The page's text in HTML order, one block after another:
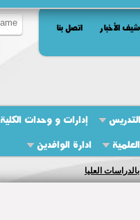
الأخبار اتصل بنا
إدارات و وحدات الكلية
ادارة الوافدين
العليا